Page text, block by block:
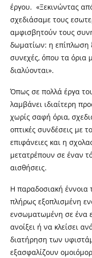
έργου. «Ξεκινώντας
σχεδιάσαμε τους
αμφισβητούν τους
δωματίων: η επίπλωση
συνεχές, όπου τα όρια
διαλύονται».
Όπως σε πολλά έργα
λαμβάνει ιδιαίτερη
χωρίς σαφή όρια,
οπτικές συνδέσεις με
επιφάνειες και η
μετατρέπουν σε έναν
αισθήσεις.
Η παραδοσιακή έννοια
πλήρως εξοπλισμένη
ενσωματωμένη σε ένα
ανοίξει ή να κλείσει
διατήρηση των
εξασφαλίζουν